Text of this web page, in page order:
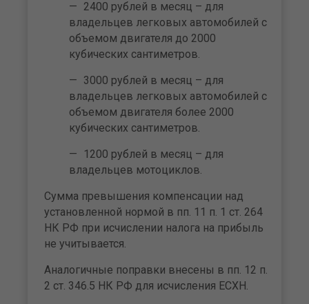
2400 рублей в месяц – для
владельцев легковых автомобилей с
объемом двигателя до 2000
кубических сантиметров.
3000 рублей в месяц – для
владельцев легковых автомобилей с
объемом двигателя более 2000
кубических сантиметров.
1200 рублей в месяц – для
владельцев мотоциклов.
Сумма превышения компенсации над
установленной нормой в пп. 11 п. 1 ст. 264
НК РФ при исчислении налога на прибыль
не учитывается.
Аналогичные поправки внесены в пп. 12 п.
2 ст. 346.5 НК РФ для исчисления ЕСХН.